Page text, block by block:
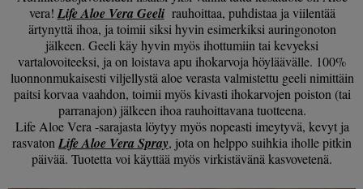
vera! Life Aloe Vera Geelirauhoittaa, puhdistaa ja viilentää
ärtynyttä ihoa, ja toimii siksi hyvin esimerkiksi auringonoton
jälkeen. Geeli käy hyvin myös ihottumiin tai kevyeksi
vartalovoiteeksi, ja on loistava apu ihokarvoja höyläävälle. 100%
luonnonmukaisesti viljellystä aloe verasta valmistettu geeli nimittäin
paitsi korvaa vaahdon, toimii myös kivasti ihokarvojen poiston (tai
parranajon) jälkeen ihoa rauhoittavana tuotteena.
Life Aloe Vera -sarajasta löytyy myös nopeasti imeytyvä, kevyt ja
rasvaton Life Aloe Vera Spray, jota on helppo suihkia iholle pitkin
päivää. Tuotetta voi käyttää myös virkistävänä kasvovetenä.